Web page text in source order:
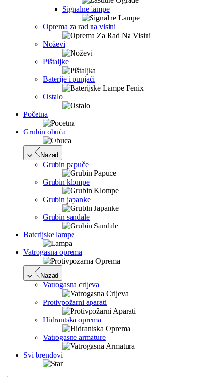
Signalne lampe
Oprema za rad na visini
Noževi
Pištaljke
Baterije i punjači
Ostalo
Početna
Grubin obuća
Nazad
Grubin papuče
Grubin klompe
Grubin japanke
Grubin sandale
Baterijske lampe
Vatrogasna oprema
Nazad
Vatrogasna crijeva
Protivpožarni aparati
Hidrantska oprema
Vatrogasne armature
Svi brendovi